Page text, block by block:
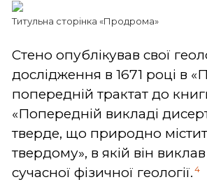
Титульна сторінка «Продрома»
Стено опублікував свої
дослідження в 1671 році в
попередній трактат до
«Попередній викладі
тверде, що природно
твердому», в якій він
сучасної фізичної геології. 4